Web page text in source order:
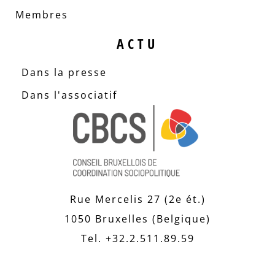
Membres
ACTU
Dans la presse
Dans l'associatif
Rue Mercelis 27 (2e ét.)
1050 Bruxelles (Belgique)
Tel. +32.2.511.89.59